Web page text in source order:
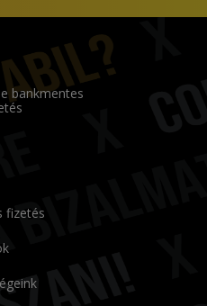
bankmentes
fizetés